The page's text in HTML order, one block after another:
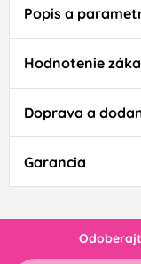
Popis a
Hodnotenie
Doprava a
Garancia